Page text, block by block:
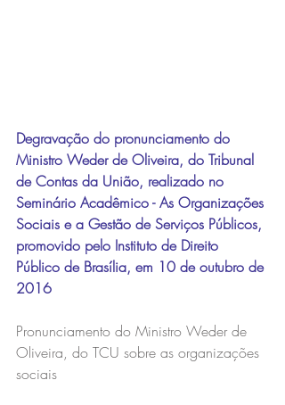
Degravação do pronunciamento do
Ministro Weder de Oliveira, do Tribunal
de Contas da União, realizado no
Seminário Acadêmico - As Organizações
Sociais e a Gestão de Serviços Públicos,
promovido pelo Instituto de Direito
Público de Brasília, em 10 de outubro de
2016
Pronunciamento do Ministro Weder de
Oliveira, do TCU sobre as organizações
sociais